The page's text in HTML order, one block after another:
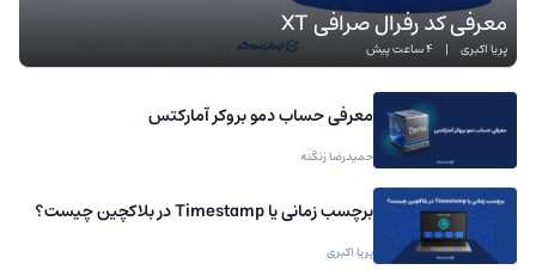
معرفی کد رفرال صرافی XT
پریا اکبری | 4 ساعت پیش
معرفی حساب دمو بروکر آمارکتس
حمیدرضا زنگنه
برچسب زمانی یا Timestamp در بلاکچین چیست؟
پریا اکبری